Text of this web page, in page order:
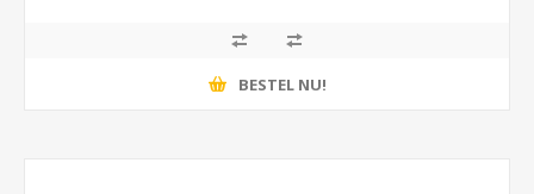
BESTEL NU!